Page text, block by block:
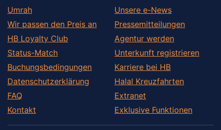
Umrah
Wir passen den Preis an
HB Loyalty Club
Status-Match
Buchungsbedingungen
Datenschutzerklärung
FAQ
Kontakt
Unsere e-News
Pressemitteilungen
Agentur werden
Unterkunft registrieren
Karriere bei HB
Halal Kreuzfahrten
Extranet
Exklusive Funktionen